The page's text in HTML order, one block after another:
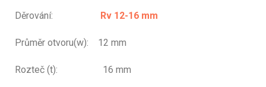
Děrování: Rv 12-16 mm
Průměr otvoru(w): 12 mm
Rozteč (t): 16 mm